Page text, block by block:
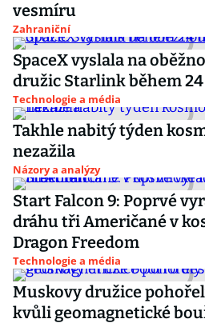
vesmíru
Zahraniční
SpaceX vyslala na
družic Starlink během
Technologie a média
Takhle nabitý týden
nezažila
Názory a analýzy
Start Falcon 9: Poprvé
dráhu tři Američané v
Dragon Freedom
Technologie a média
Muskovy družice
kvůli geomagnetické